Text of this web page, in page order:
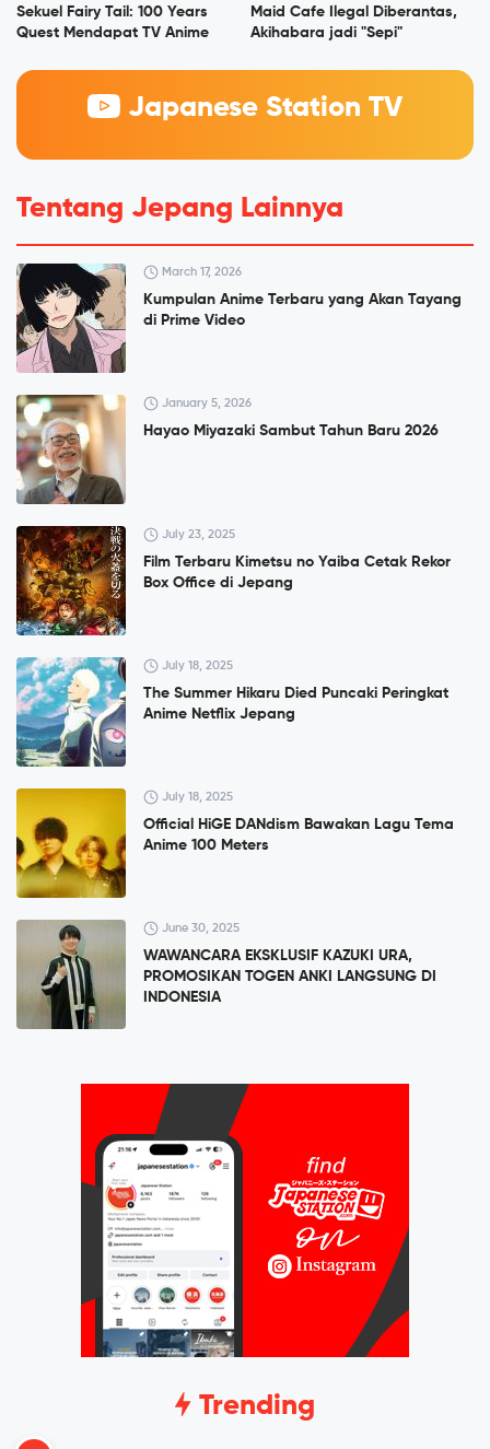
Sekuel Fairy Tail: 100 Years
Quest Mendapat TV Anime
Maid Cafe Ilegal Diberantas,
Akihabara jadi "Sepi"
Japanese Station TV
Tentang Jepang Lainnya
March 17, 2026
Kumpulan Anime Terbaru yang Akan Tayang
di Prime Video
January 5, 2026
Hayao Miyazaki Sambut Tahun Baru 2026
July 23, 2025
Film Terbaru Kimetsu no Yaiba Cetak Rekor
Box Office di Jepang
July 18, 2025
The Summer Hikaru Died Puncaki Peringkat
Anime Netflix Jepang
July 18, 2025
Official HiGE DANdism Bawakan Lagu Tema
Anime 100 Meters
June 30, 2025
WAWANCARA EKSKLUSIF KAZUKI URA,
PROMOSIKAN TOGEN ANKI LANGSUNG DI
INDONESIA
Trending